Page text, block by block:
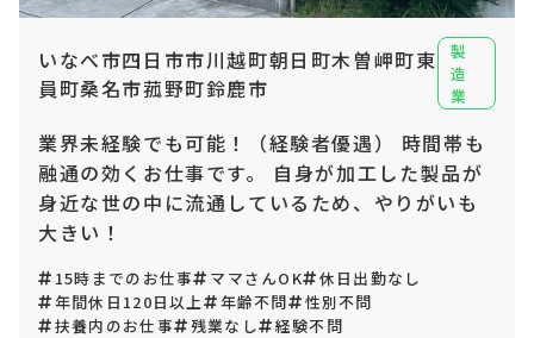
いなべ市四日市市川越町朝日町木曽岬町東
員町桑名市菰野町鈴鹿市
製
造
業
業界未経験でも可能！（経験者優遇） 時間帯も
融通の効くお仕事です。 自身が加工した製品が
身近な世の中に流通しているため、やりがいも
大きい！
15時までのお仕事 ママさんOK
休日出勤なし
年間休日120日以上
年齢不問
性別不問
扶養内のお仕事
残業なし 経験不問